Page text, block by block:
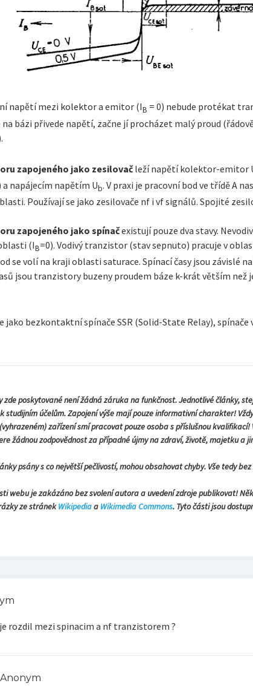
napětí mezi kolektor a emitor (IB = 0) nebude protékat
na bázi přivede napětí, začne jí procházet malý proud
zapojeného jako zesilovačleží napětí kolektor-emitor
a napájecím napětím Ub. V praxi je pracovní bod ve třídě A
Používají se jako zesilovače nf i vf signálů. Spojité
zapojeného jako spínačexistují pouze dva stavy.
(IB=0). Vodivý tranzistor (stav sepnuto) pracuje v
se volí na kraji oblasti saturace. Spínací časy jsou závislé
jsou tranzistory buzeny proudem báze k-krát větším
jako bezkontaktní spínače SSR (Solid-State Relay), spínače
zde poskytované není žádná záruka na funkčnost. Jednotlivé články,
studijním účelům. Zapojení výše mají pouze informativní charakter!
zařízení smí pracovat pouze osoba s příslušnou
žádnou zodpovědnost za případné újmy na zdraví, životě, majetku a
psány s co největší pečlivostí, mohou obsahovat chyby. Vše tedy
webu je zakázáno bez svolení autora a uvedení zdroje publikovat!
ze stránekWikipediaa Wikimedia Commons. Tyto části jsou
rozdil mezi spinacim a nf tranzistorem ?
Anonym